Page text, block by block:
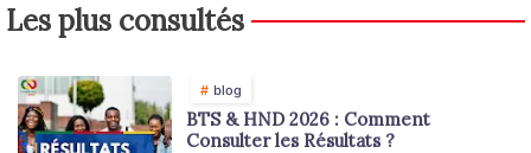
Les plus consultés
blog
BTS & HND 2026 : Comment
Consulter les Résultats ?